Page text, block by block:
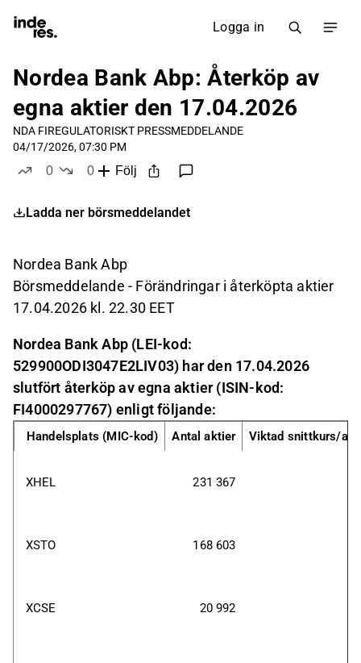
Logga in
Nordea Bank Abp: Återköp av
egna aktier den 17.04.2026
NDA FIREGULATORISKT PRESSMEDDELANDE
04/17/2026, 07:30 PM
0
0
Följ
Ladda ner börsmeddelandet
Nordea Bank Abp
Börsmeddelande - Förändringar i återköpta aktier
17.04.2026 kl. 22.30 EET
Nordea Bank Abp (LEI-kod:
529900ODI3047E2LIV03) har den 17.04.2026
slutfört återköp av egna aktier (ISIN-kod:
FI4000297767) enligt följande:
Handelsplats (MIC-kod) Antal aktier Viktad snittkurs/
XHEL 231 367
XSTO 168 603
XCSE 20 992